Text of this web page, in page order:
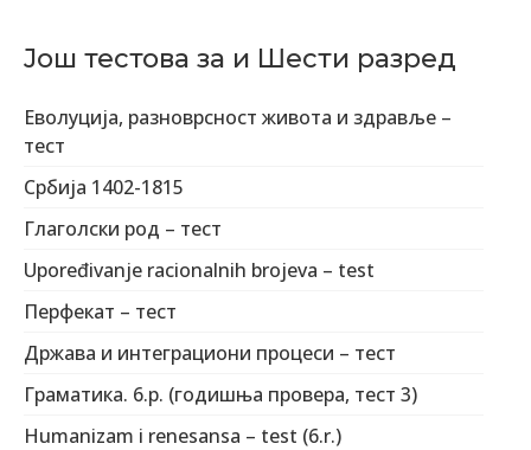
Још тестова за и Шести разред
Еволуција, разноврсност живота и здравље –
тест
Србија 1402-1815
Глаголски род – тест
Upoređivanje racionalnih brojeva – test
Перфекат – тест
Држава и интеграциони процеси – тест
Граматика. 6.р. (годишња провера, тест 3)
Humanizam i renesansa – test (6.r.)